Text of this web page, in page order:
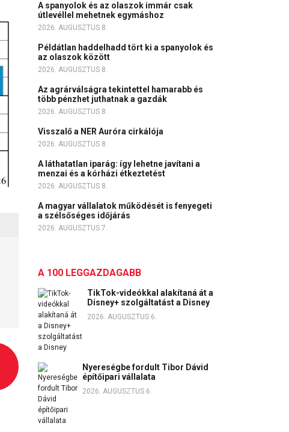
A spanyolok és az olaszok immár csak
útlevéllel mehetnek egymáshoz
2026. AUGUSZTUS 8.
Példátlan haddelhadd tört ki a spanyolok és
az olaszok között
2026. AUGUSZTUS 8.
Az agrárválságra tekintettel hamarabb és
több pénzhet juthatnak a gazdák
2026. AUGUSZTUS 8.
Visszalő a NER Auróra cirkálója
2026. AUGUSZTUS 8.
A láthatatlan iparág: így lehetne javítani a
menzai és a kórházi étkeztetést
2026. AUGUSZTUS 8.
A magyar vállalatok működését is fenyegeti
a szélsőséges időjárás
2026. AUGUSZTUS 7.
A 100 LEGGAZDAGABB
TikTok-videókkal alakítaná át a
Disney+ szolgáltatást a Disney
2026. AUGUSZTUS 6.
Nyereségbe fordult Tibor Dávid
építőipari vállalata
2026. AUGUSZTUS 6.